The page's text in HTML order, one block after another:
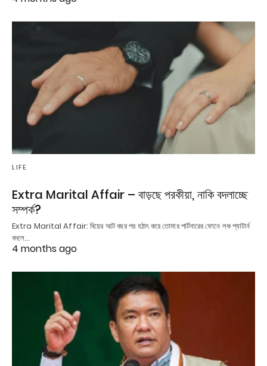
LIFE
Extra Marital Affair – বাড়ছে পরকীয়া, নাকি বদলাচ্ছে
সম্পর্ক?
Extra Marital Affair: বিয়ের আট বছর পর হঠাৎ করে তোমার পার্টনারের ফোনে লক প্যাটার্ন
বদলে…
4 months ago